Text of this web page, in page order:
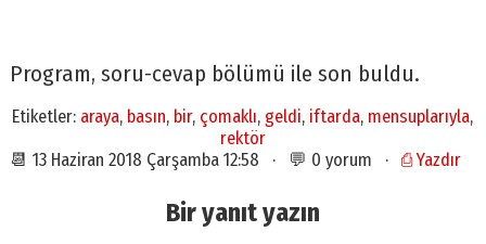
Program, soru-cevap bölümü ile son buldu.
Etiketler: araya, basın, bir, çomaklı, geldi, iftarda, mensuplarıyla,
rektör
📆 13 Haziran 2018 Çarşamba 12:58 · 💬 0 yorum · ⎙ Yazdır
Bir yanıt yazın